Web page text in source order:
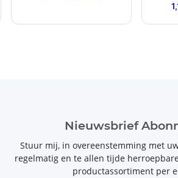
Nieuwsbrief
Stuur mij, in overeenstemming met
regelmatig en te allen tijde
productassortiment per